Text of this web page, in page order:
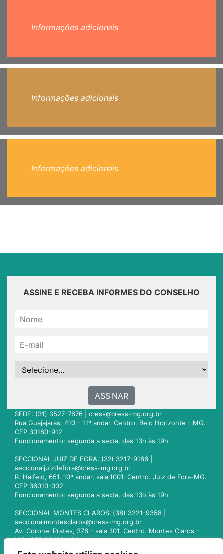
Informações adicionais
Informações adicionais
Informações adicionais
ASSINE E RECEBA INFORMES DO CONSELHO
ASSINAR
SEDE: (31) 3527-7676 | cress@cress-mg.org.br
Rua Guajajaras, 410 - 11º andar. Centro. Belo Horizonte - MG.
CEP 30180-912
Funcionamento: segunda a sexta, das 13h às 19h
SECCIONAL JUIZ DE FORA: (32) 3217-9186 |
seccionaljuizdefora@cress-mg.org.br
R. Halfeld, 651. 10º andar, sala 1001. Centro. Juiz de Fora-MG.
CEP 36010-002
Funcionamento: segunda a sexta, das 13h às 19h
SECCIONAL MONTES CLAROS: (38) 3221-9358 |
seccionalmontesclaros@cress-mg.org.br
Av. Coronel Prates, 376 - sala 301. Centro. Montes Claros -
MG. CEP 39400-104